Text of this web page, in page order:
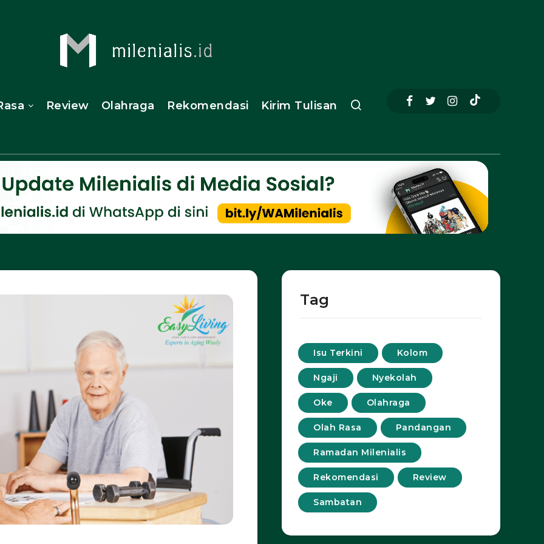
Review Olahraga Rekomendasi Kirim Tulisan
Tag
Isu Terkini Kolom
Ngaji Nyekolah
Oke Olahraga
Olah Rasa Pandangan
Ramadan Milenialis
Rekomendasi Review
Sambatan